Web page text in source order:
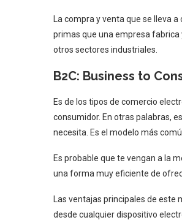
La compra y venta que se lleva
primas que una empresa fabrica
otros sectores industriales.
B2C: Business to
Es de los tipos de comercio
consumidor. En otras palabras,
necesita. Es el modelo más
Es probable que te vengan a la
una forma muy eficiente de
Las ventajas principales de
desde cualquier dispositivo